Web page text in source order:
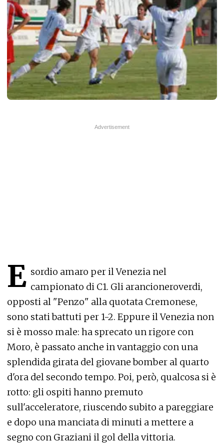
E sordio amaro per il Venezia nel
campionato di C1. Gli arancioneroverdi,
opposti al "Penzo" alla quotata Cremonese,
sono stati battuti per 1-2. Eppure il Venezia non
si è mosso male: ha sprecato un rigore con
Moro, è passato anche in vantaggio con una
splendida girata del giovane bomber al quarto
d'ora del secondo tempo. Poi, però, qualcosa si è
rotto: gli ospiti hanno premuto
sull'acceleratore, riuscendo subito a pareggiare
e dopo una manciata di minuti a mettere a
segno con Graziani il gol della vittoria.